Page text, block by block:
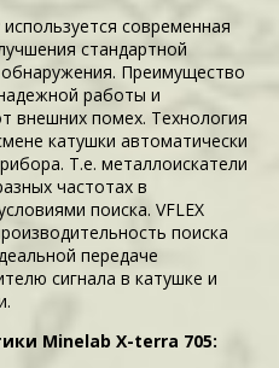
используется современная
стандартной
Преимущество
работы и
внешних помех. Технология
катушки автоматически
Т.е. металлоискатели
частотах в
поиска. VFLEX
поиска
передаче
сигнала в катушке и
Minelab X-terra 705: